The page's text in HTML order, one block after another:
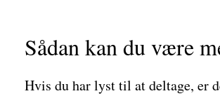
Sådan kan du være
Hvis du har lyst til at deltage, er